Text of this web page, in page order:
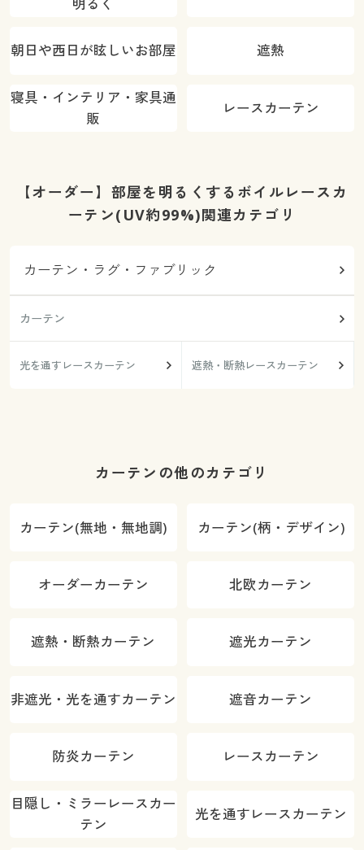
朝日や西日が眩しいお部屋 遮熱
寝具・インテリア・家具通
販
レースカーテン
【オーダー】部屋を明るくするボイルレースカ
ーテン(UV約99%)関連カテゴリ
カーテン・ラグ・ファブリック
カーテン
光を通すレースカーテン 遮熱・断熱レースカーテン
カーテンの他のカテゴリ
カーテン(無地・無地調) カーテン(柄・デザイン)
オーダーカーテン 北欧カーテン
遮熱・断熱カーテン 遮光カーテン
非遮光・光を通すカーテン 遮音カーテン
防炎カーテン レースカーテン
目隠し・ミラーレースカー
テン
光を通すレースカーテン